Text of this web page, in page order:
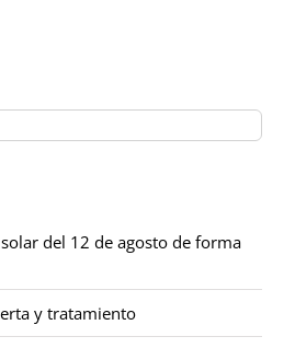
del 12 de agosto de forma
y tratamiento